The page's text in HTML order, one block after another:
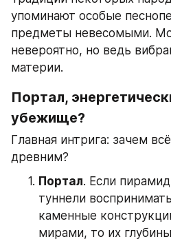
упоминают особые
предметы невесомыми.
невероятно, но ведь
материи.
Портал,
убежище?
Главная интрига: зачем
древним?
Портал. Если
туннели
каменные
мирами, то их